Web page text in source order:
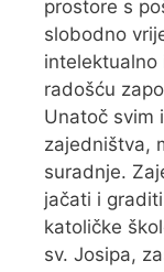
prostore s
slobodno
intelektualno
radošću
Unatoč svim
zajedništva,
suradnje.
jačati i
katoličke
sv. Josipa,